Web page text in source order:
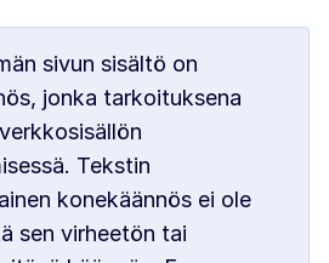
sivun sisältö on
jonka tarkoituksena
Tekstin
konekäännös ei ole
sen virheetön tai